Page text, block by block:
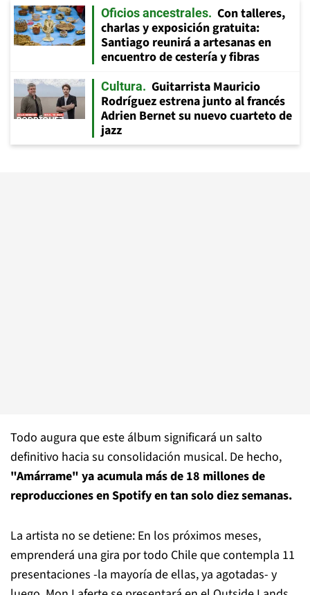
Oficios ancestrales
Con talleres,
charlas y exposición gratuita:
Santiago reunirá a artesanas en
encuentro de cestería y fibras
Cultura
Guitarrista Mauricio
Rodríguez estrena junto al francés
Adrien Bernet su nuevo cuarteto de
jazz
Todo augura que este álbum significará un salto
definitivo hacia su consolidación musical. De hecho,
"Amárrame" ya acumula más de 18 millones de
reproducciones en Spotify en tan solo diez semanas.
La artista no se detiene: En los próximos meses,
emprenderá una gira por todo Chile que contempla 11
presentaciones -la mayoría de ellas, ya agotadas- y